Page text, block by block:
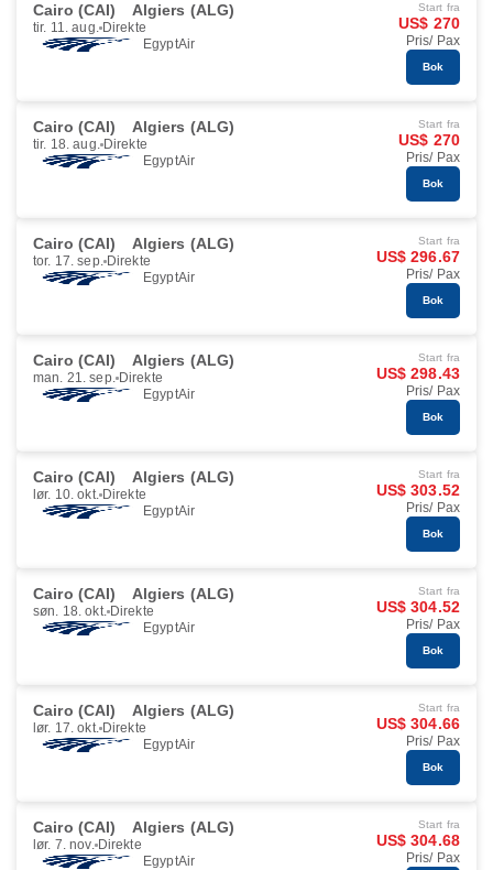
Cairo (CAI) Algiers (ALG)
tir. 11. aug. Direkte
EgyptAir
Start fra
US$ 270
Pris/ Pax
Bok
Cairo (CAI) Algiers (ALG)
tir. 18. aug. Direkte
EgyptAir
Start fra
US$ 270
Pris/ Pax
Bok
Cairo (CAI) Algiers (ALG)
tor. 17. sep. Direkte
EgyptAir
Start fra
US$ 296.67
Pris/ Pax
Bok
Cairo (CAI) Algiers (ALG)
man. 21. sep. Direkte
EgyptAir
Start fra
US$ 298.43
Pris/ Pax
Bok
Cairo (CAI) Algiers (ALG)
lør. 10. okt. Direkte
EgyptAir
Start fra
US$ 303.52
Pris/ Pax
Bok
Cairo (CAI) Algiers (ALG)
søn. 18. okt. Direkte
EgyptAir
Start fra
US$ 304.52
Pris/ Pax
Bok
Cairo (CAI) Algiers (ALG)
lør. 17. okt. Direkte
EgyptAir
Start fra
US$ 304.66
Pris/ Pax
Bok
Cairo (CAI) Algiers (ALG)
lør. 7. nov. Direkte
EgyptAir
Start fra
US$ 304.68
Pris/ Pax